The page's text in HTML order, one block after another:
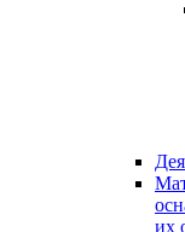
их